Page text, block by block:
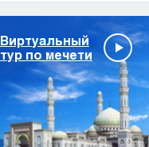
Виртуальный
тур по мечети